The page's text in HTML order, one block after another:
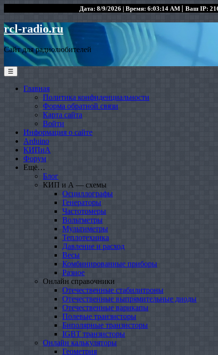
Дата: 8/9/2026 | Время: 6:03:14 AM | Ваш IP:
rcl-radio.ru
Сайт для радиолюбителей
☰
Главная
Политика конфиденциальности
Форма обратной связи
Карта сайта
Войти
Информация о сайте
Arduino
КИПиА
Форум
Ещё…
Блог
КИП и А — схемы
Осциллографы
Генераторы
Частотомеры
Вольтметры
Мультиметры
Теплотехника
Давление и расход
Весы
Комбинированные приборы
Разное
Онлайн справочники
Отечественные стабилитроны
Отечественные выпрямительные диоды
Отечественные варикапы
Полевые транзисторы
Биполярные транзисторы
IGBT транзисторы
Онлайн калькуляторы
Геометрия